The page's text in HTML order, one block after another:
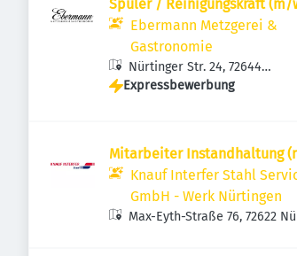
Spüler / Reinigungskraft (m/
Ebermann Metzgerei &
Gastronomie
Nürtinger Str. 24, 72644
Oberboihingen, Deutschland
Expressbewerbung
Mitarbeiter Instandhaltung
Knauf Interfer Stahl
GmbH - Werk Nürtingen
Max-Eyth-Straße 76, 72622